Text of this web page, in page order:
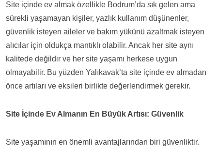
Site içinde ev almak özellikle Bodrum’da sık gelen ama
sürekli yaşamayan kişiler, yazlık kullanım düşünenler,
güvenlik isteyen aileler ve bakım yükünü azaltmak isteyen
alıcılar için oldukça mantıklı olabilir. Ancak her site aynı
kalitede değildir ve her site yaşamı herkese uygun
olmayabilir. Bu yüzden Yalıkavak’ta site içinde ev almadan
önce artıları ve eksileri birlikte değerlendirmek gerekir.
Site İçinde Ev Almanın En Büyük Artısı: Güvenlik
Site yaşamının en önemli avantajlarından biri güvenliktir.